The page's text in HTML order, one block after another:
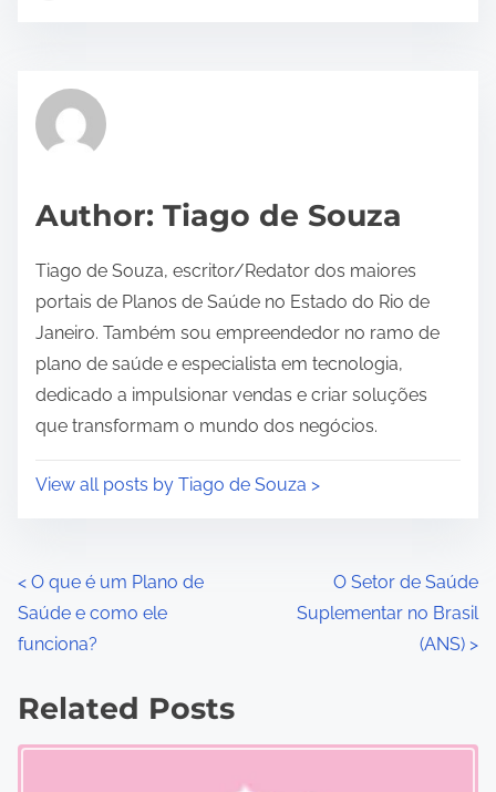
r
e
t
i
e
Author: Tiago de Souza
Tiago de Souza, escritor/Redator dos maiores
portais de Planos de Saúde no Estado do Rio de
Janeiro. Também sou empreendedor no ramo de
plano de saúde e especialista em tecnologia,
dedicado a impulsionar vendas e criar soluções
que transformam o mundo dos negócios.
View all posts by Tiago de Souza >
P
o
t
< O que é um Plano de
Saúde e como ele
funciona?
O Setor de Saúde
Suplementar no Brasil
(ANS) >
Related Posts